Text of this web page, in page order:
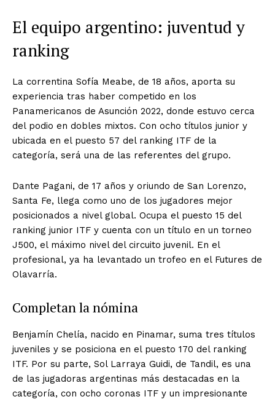
El equipo argentino: juventud y
ranking
La correntina Sofía Meabe, de 18 años, aporta su
experiencia tras haber competido en los
Panamericanos de Asunción 2022, donde estuvo cerca
del podio en dobles mixtos. Con ocho títulos junior y
ubicada en el puesto 57 del ranking ITF de la
categoría, será una de las referentes del grupo.
Dante Pagani, de 17 años y oriundo de San Lorenzo,
Santa Fe, llega como uno de los jugadores mejor
posicionados a nivel global. Ocupa el puesto 15 del
ranking junior ITF y cuenta con un título en un torneo
J500, el máximo nivel del circuito juvenil. En el
profesional, ya ha levantado un trofeo en el Futures de
Olavarría.
Completan la nómina
Benjamín Chelía, nacido en Pinamar, suma tres títulos
juveniles y se posiciona en el puesto 170 del ranking
ITF. Por su parte, Sol Larraya Guidi, de Tandil, es una
de las jugadoras argentinas más destacadas en la
categoría, con ocho coronas ITF y un impresionante